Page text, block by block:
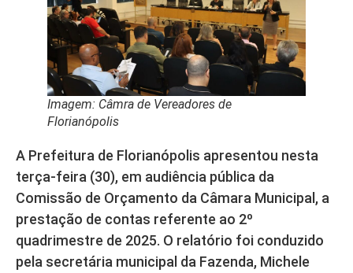
Imagem: Câmra de Vereadores de
Florianópolis
A Prefeitura de Florianópolis apresentou nesta
terça-feira (30), em audiência pública da
Comissão de Orçamento da Câmara Municipal, a
prestação de contas referente ao 2º
quadrimestre de 2025. O relatório foi conduzido
pela secretária municipal da Fazenda, Michele